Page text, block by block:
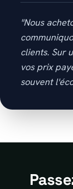
"Nous
clients. Sur
vos prix
souvent